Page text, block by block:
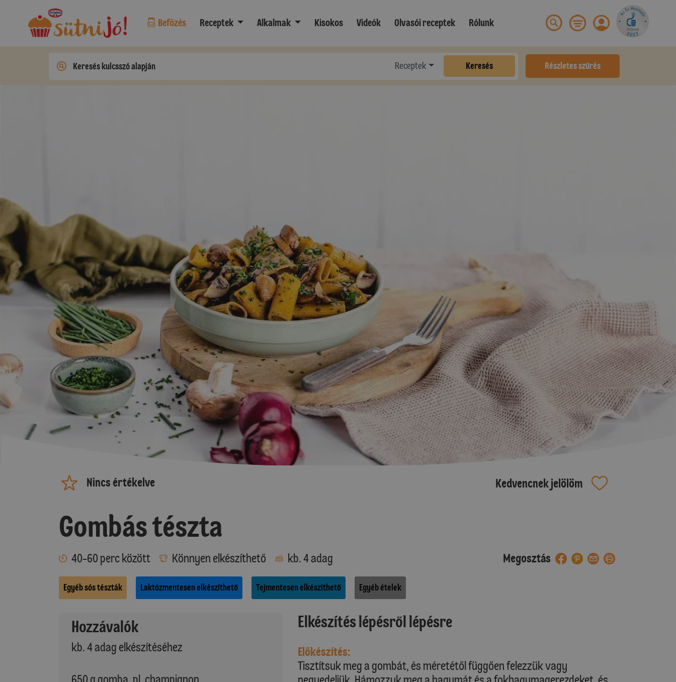
Befőzés Receptek Alkalmak Kisokos Videók Olvasói receptek Rólunk
Receptek Keresés Részletes szűrés
Nincs értékelve Kedvencnek jelölöm
Gombás tészta
40-60 perc között Könnyen elkészíthető kb. 4 adag Megosztás
Egyéb sós tészták Laktózmentesen elkészíthető Tejmentesen elkészíthető Egyéb ételek
Hozzávalók
kb. 4 adag elkészítéséhez
Elkészítés lépésről lépésre
Előkészítés:
Tisztítsuk meg a gombát, és méretétől függően felezzük vagy